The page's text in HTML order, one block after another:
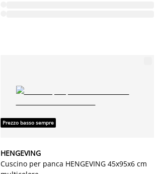
Prezzo basso sempre
HENGEVING
Cuscino per panca HENGEVING 45x95x6 cm